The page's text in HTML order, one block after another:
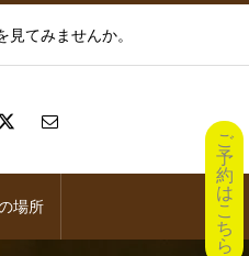
てみませんか。
場所
ご
予
約
は
こ
ち
ら